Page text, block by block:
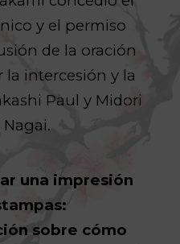
y el permiso
de la oración
la intercesión y la
Paul y Midori
una impresión
sobre cómo